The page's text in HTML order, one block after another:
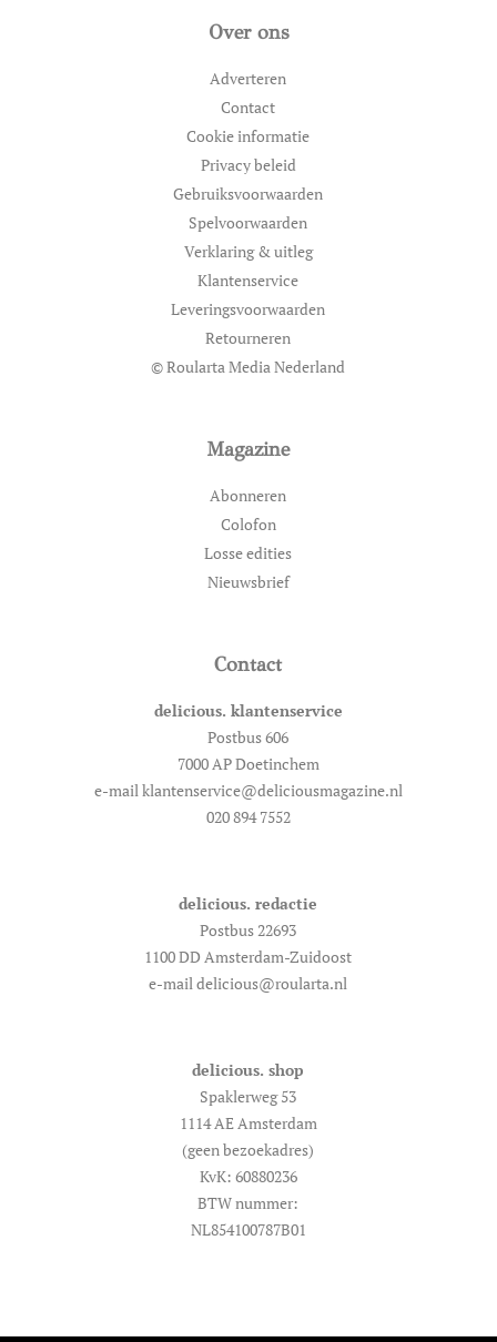
Over ons
Adverteren
Contact
Cookie informatie
Privacy beleid
Gebruiksvoorwaarden
Spelvoorwaarden
Verklaring & uitleg
Klantenservice
Leveringsvoorwaarden
Retourneren
© Roularta Media Nederland
Magazine
Abonneren
Colofon
Losse edities
Nieuwsbrief
Contact
delicious. klantenservice
Postbus 606
7000 AP Doetinchem
e-mail klantenservice@deliciousmagazine.nl
020 894 7552
delicious. redactie
Postbus 22693
1100 DD Amsterdam-Zuidoost
e-mail delicious@roularta.nl
delicious. shop
Spaklerweg 53
1114 AE Amsterdam
(geen bezoekadres)
KvK: 60880236
BTW nummer:
NL854100787B01